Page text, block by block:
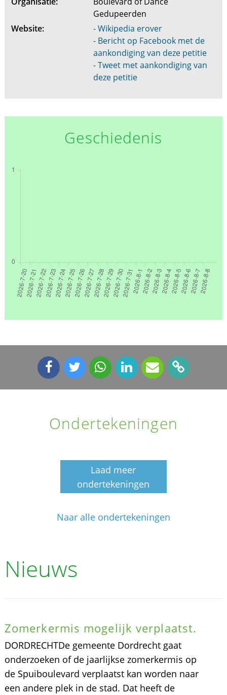
Gedupeerden
Website:
- Wikipedia erover
- Bericht op Facebook met de
aankondiging van deze petitie
- Tweet met aankondiging van
deze petitie
Geschiedenis
Ondertekeningen
Laad meer
ondertekeningen
Naar alle ondertekeningen
Nieuws
Zomerkermis mogelijk verplaatst.
DORDRECHTDe gemeente Dordrecht gaat
onderzoeken of de jaarlijkse zomerkermis op
de Spuiboulevard verplaatst kan worden naar
een andere plek in de stad. Dat heeft de